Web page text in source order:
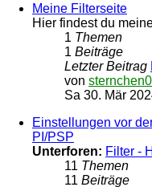
Meine Filterseite
Hier findest du
1 Themen
1 Beiträge
Letzter Beitrag
von
Sa 30. Mär
Einstellungen vor
PI/PSP
Unterforen: Filter -
11 Themen
11 Beiträge